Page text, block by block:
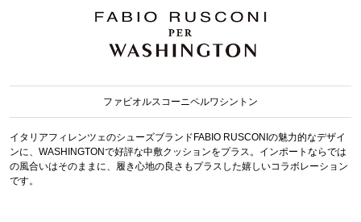
ファビオルスコーニペルワシントン
イタリアフィレンツェのシューズブランドFABIO RUSCONIの魅力的なデザイ
ンに、WASHINGTONで好評な中敷クッションをプラス。インポートならでは
の風合いはそのままに、履き心地の良さもプラスした嬉しいコラボレーション
です。